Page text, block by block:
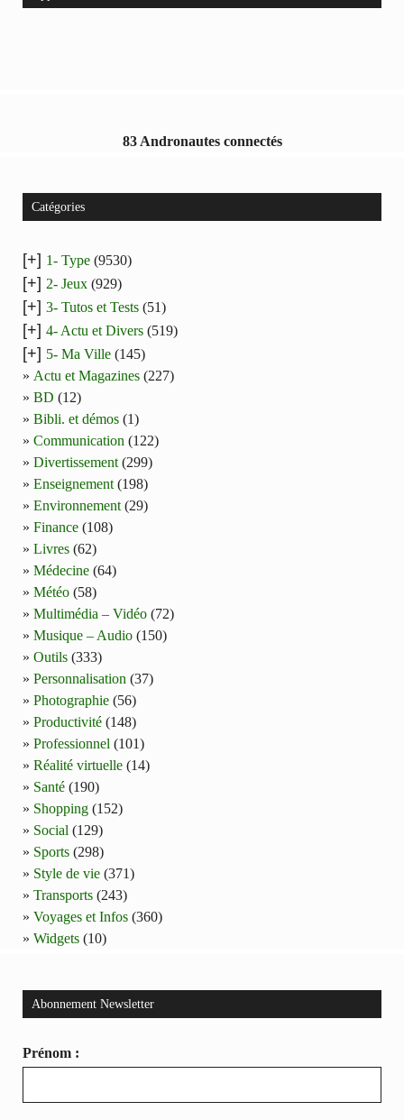
83 Andronautes connectés
Catégories
[+] 1- Type (9530)
[+] 2- Jeux (929)
[+] 3- Tutos et Tests (51)
[+] 4- Actu et Divers (519)
[+] 5- Ma Ville (145)
Actu et Magazines (227)
BD (12)
Bibli. et démos (1)
Communication (122)
Divertissement (299)
Enseignement (198)
Environnement (29)
Finance (108)
Livres (62)
Médecine (64)
Météo (58)
Multimédia – Vidéo (72)
Musique – Audio (150)
Outils (333)
Personnalisation (37)
Photographie (56)
Productivité (148)
Professionnel (101)
Réalité virtuelle (14)
Santé (190)
Shopping (152)
Social (129)
Sports (298)
Style de vie (371)
Transports (243)
Voyages et Infos (360)
Widgets (10)
Abonnement Newsletter
Prénom :